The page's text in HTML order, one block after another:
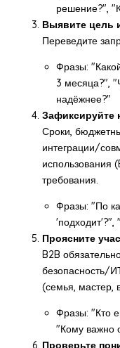
решение?",
Выявите цель
Переведите
Фразы:
3 месяца?",
надёжнее?"
Зафиксируйте
Сроки,
интеграции/
использования
требования.
Фразы: "По
'подходит'?",
Проясните
B2B
безопасность/
(семья, мастер,
Фразы: "Кто
"Кому важно
Проверьте